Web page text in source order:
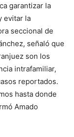
garantizar la
evitar la
seccional de
señaló que
son los
intrafamiliar,
reportados.
hasta donde
Amado